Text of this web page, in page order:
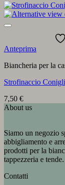
Anteprima
Biancheria per la
Strofinaccio
7,50 €
About us
Siamo un negozio
abbigliamento e
prodotti per la
tappezzeria e tende.
Contatti